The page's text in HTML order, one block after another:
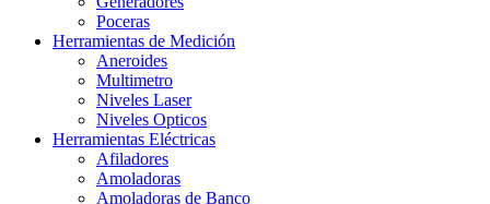
Poceras
Herramientas de Medición
Aneroides
Multimetro
Niveles Laser
Niveles Opticos
Herramientas Eléctricas
Afiladores
Amoladoras
Amoladoras de Banco